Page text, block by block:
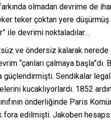
olmadan devrime de
teker çoktan yere
ile devrimi noktaladılar…
ve öndersiz kalarak
“çanları çalmaya
güçlendirmişti. Sendikalar
kucaklıyorlardı. 1852
önderliğinde Paris
fora edilmişti. Jakoben